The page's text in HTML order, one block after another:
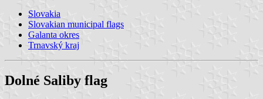
Slovakia
Slovakian municipal flags
Galanta okres
Trnavský kraj
Dolné Saliby flag